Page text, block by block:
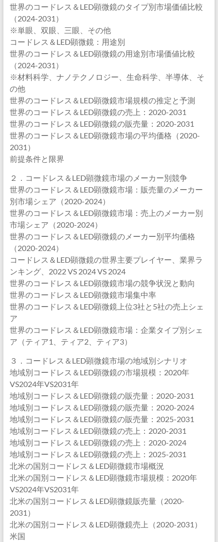
世界のコードレス＆LED顕微鏡のタイプ別市場価値比較
（2024-2031）
※単眼、双眼、三眼、その他
コードレス＆LED顕微鏡：用途別
世界のコードレス＆LED顕微鏡の用途別市場価値比較
（2024-2031）
※材料科学、ナノテクノロジー、生命科学、半導体、そ
の他
世界のコードレス＆LED顕微鏡市場規模の推定と予測
世界のコードレス＆LED顕微鏡の売上：2020-2031
世界のコードレス＆LED顕微鏡の販売量：2020-2031
世界のコードレス＆LED顕微鏡市場の平均価格（2020-
2031）
前提条件と限界
２．コードレス＆LED顕微鏡市場のメーカー別競争
世界のコードレス＆LED顕微鏡市場：販売量のメーカー
別市場シェア（2020-2024）
世界のコードレス＆LED顕微鏡市場：売上のメーカー別
市場シェア（2020-2024）
世界のコードレス＆LED顕微鏡のメーカー別平均価格
（2020-2024）
コードレス＆LED顕微鏡の世界主要プレイヤー、業界ラ
ンキング、2022 VS 2024 VS 2024
世界のコードレス＆LED顕微鏡市場の競争状況と動向
世界のコードレス＆LED顕微鏡市場集中率
世界のコードレス＆LED顕微鏡上位3社と5社の売上シェ
ア
世界のコードレス＆LED顕微鏡市場：企業タイプ別シェ
ア（ティア1、ティア2、ティア3）
３．コードレス＆LED顕微鏡市場の地域別シナリオ
地域別コードレス＆LED顕微鏡の市場規模：2020年
VS2024年VS2031年
地域別コードレス＆LED顕微鏡の販売量：2020-2031
地域別コードレス＆LED顕微鏡の販売量：2020-2024
地域別コードレス＆LED顕微鏡の販売量：2025-2031
地域別コードレス＆LED顕微鏡の売上：2020-2031
地域別コードレス＆LED顕微鏡の売上：2020-2024
地域別コードレス＆LED顕微鏡の売上：2025-2031
北米の国別コードレス＆LED顕微鏡市場概況
北米の国別コードレス＆LED顕微鏡市場規模：2020年
VS2024年VS2031年
北米の国別コードレス＆LED顕微鏡販売量（2020-
2031）
北米の国別コードレス＆LED顕微鏡売上（2020-2031）
米国